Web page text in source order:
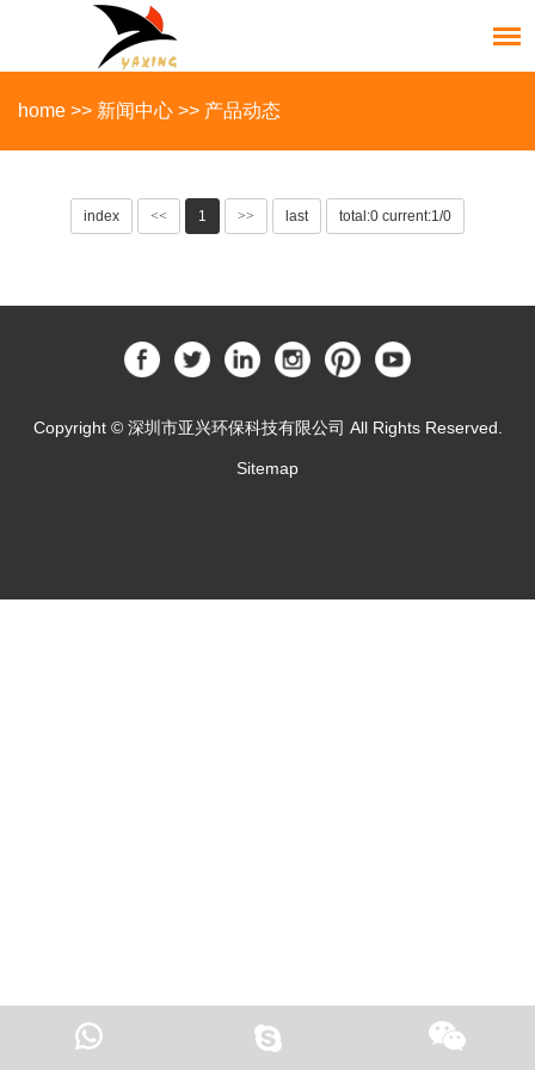
home >> 新闻中心 >> 产品动态
index << 1 >> last total:0 current:1/0
Copyright © 深圳市亚兴环保科技有限公司 All Rights Reserved.
Sitemap